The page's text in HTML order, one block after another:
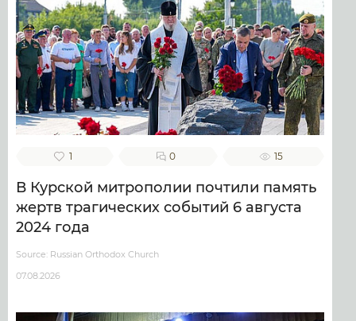
1 0 15
В Курской митрополии почтили память
жертв трагических событий 6 августа
2024 года
Source: Russian Orthodox Church
07.08.2026